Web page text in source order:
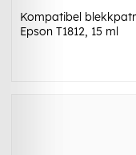
Kompatibel
Epson T1812, 15 ml